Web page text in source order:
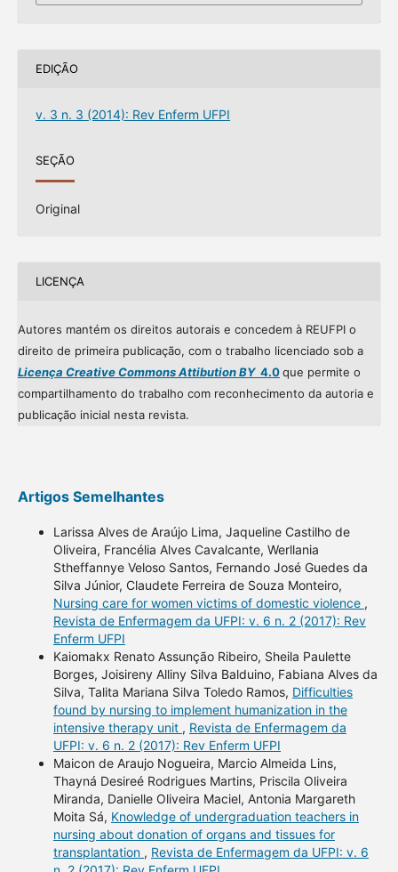
EDIÇÃO
v. 3 n. 3 (2014): Rev Enferm UFPI
SEÇÃO
Original
LICENÇA
Autores mantém os direitos autorais e concedem à REUFPI o
direito de primeira publicação, com o trabalho licenciado sob a
Licença Creative Commons Attibution BY4.0que permite o
compartilhamento do trabalho com reconhecimento da autoria e
publicação inicial nesta revista.
Artigos Semelhantes
Larissa Alves de Araújo Lima, Jaqueline Castilho de
Oliveira, Francélia Alves Cavalcante, Werllania
Stheffannye Veloso Santos, Fernando José Guedes da
Silva Júnior, Claudete Ferreira de Souza Monteiro,
Nursing care for women victims of domestic violence ,
Revista de Enfermagem da UFPI: v. 6 n. 2 (2017): Rev
Enferm UFPI
Kaiomakx Renato Assunção Ribeiro, Sheila Paulette
Borges, Joisireny Alliny Silva Balduino, Fabiana Alves da
Silva, Talita Mariana Silva Toledo Ramos, Difficulties
found by nursing to implement humanization in the
intensive therapy unit , Revista de Enfermagem da
UFPI: v. 6 n. 2 (2017): Rev Enferm UFPI
Maicon de Araujo Nogueira, Marcio Almeida Lins,
Thayná Desireé Rodrigues Martins, Priscila Oliveira
Miranda, Danielle Oliveira Maciel, Antonia Margareth
Moita Sá, Knowledge of undergraduation teachers in
nursing about donation of organs and tissues for
transplantation , Revista de Enfermagem da UFPI: v. 6